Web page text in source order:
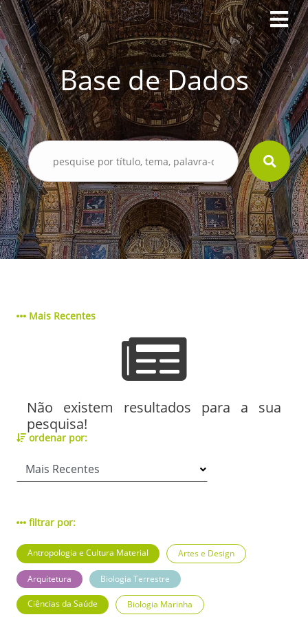
Base de Dados
Mais Recentes
Não existem resultados para a sua
pesquisa!
ordenar por:
filtrar por:
Antropologia e Cultura Material Artes e Design
Arquitetura Biologia Terrestre
Ciências da Saúde Biologia Marinha